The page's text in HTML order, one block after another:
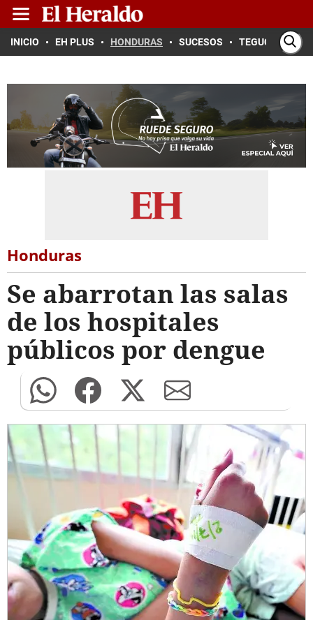
INICIO EH PLUS HONDURAS SUCESOS TEGUCIGALPA
Honduras
Se abarrotan las salas
de los hospitales
públicos por dengue